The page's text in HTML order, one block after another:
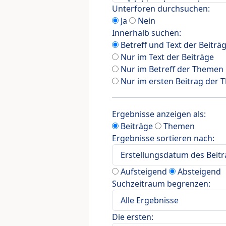
Unterforen durchsuchen:
Ja
Nein
Innerhalb suchen:
Betreff und Text der
Nur im Text der Beiträge
Nur im Betreff der Themen
Nur im ersten Beitrag der
Ergebnisse anzeigen als:
Beiträge
Themen
Ergebnisse sortieren nach:
Aufsteigend
Absteigend
Suchzeitraum begrenzen:
Die ersten: